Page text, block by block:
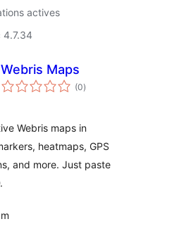
actives
4.7.34
Webris Maps
(0notes
en
)
Webris maps in
heatmaps, GPS
and more. Just paste